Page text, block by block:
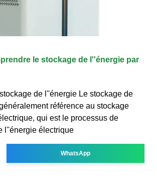
le stockage de l''énergie par
de l''énergie Le stockage de
référence au stockage
qui est le processus de
l''énergie électrique
WhatsApp